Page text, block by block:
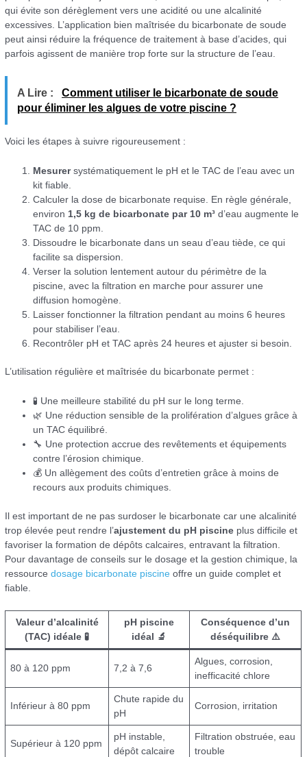
qui évite son dérèglement vers une acidité ou une alcalinité
excessives. L’application bien maîtrisée du bicarbonate de soude
peut ainsi réduire la fréquence de traitement à base d’acides, qui
parfois agissent de manière trop forte sur la structure de l’eau.
A Lire :
Comment utiliser le bicarbonate de soude
pour éliminer les algues de votre piscine ?
Voici les étapes à suivre rigoureusement :
Mesurersystématiquement le pH et le TAC de l’eau avec un
kit fiable.
Calculer la dose de bicarbonate requise. En règle générale,
environ 1,5 kg de bicarbonate par 10 m³ d’eau augmente le
TAC de 10 ppm.
Dissoudre le bicarbonate dans un seau d’eau tiède, ce qui
facilite sa dispersion.
Verser la solution lentement autour du périmètre de la
piscine, avec la filtration en marche pour assurer une
diffusion homogène.
Laisser fonctionner la filtration pendant au moins 6 heures
pour stabiliser l’eau.
Recontrôler pH et TAC après 24 heures et ajuster si besoin.
L’utilisation régulière et maîtrisée du bicarbonate permet :
🧪 Une meilleure stabilité du pH sur le long terme.
🌿 Une réduction sensible de la prolifération d’algues grâce à
un TAC équilibré.
🔧 Une protection accrue des revêtements et équipements
contre l’érosion chimique.
💰 Un allègement des coûts d’entretien grâce à moins de
recours aux produits chimiques.
Il est important de ne pas surdoser le bicarbonate car une alcalinité
trop élevée peut rendre l’ajustement du pH piscine plus difficile et
favoriser la formation de dépôts calcaires, entravant la filtration.
Pour davantage de conseils sur le dosage et la gestion chimique, la
ressourcedosage bicarbonate piscine offre un guide complet et
fiable.
Valeur d’alcalinité
(TAC) idéale 🧪
pH piscine
idéal 🔬
Conséquence d’un
déséquilibre ⚠️
80 à 120 ppm 7,2 à 7,6
Algues, corrosion,
inefficacité chlore
Inférieur à 80 ppm
Chute rapide du
pH
Corrosion, irritation
Supérieur à 120 ppm
pH instable,
dépôt calcaire
Filtration obstruée, eau
trouble